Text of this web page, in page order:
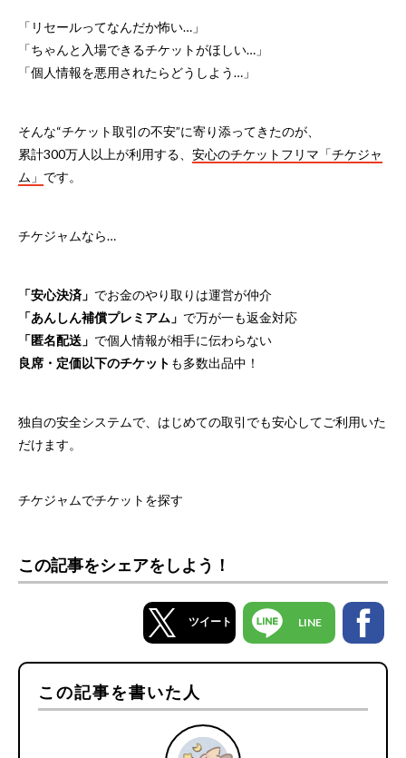
「リセールってなんだか怖い…」
「ちゃんと入場できるチケットがほしい…」
「個人情報を悪用されたらどうしよう…」
そんな“チケット取引の不安”に寄り添ってきたのが、
累計300万人以上が利用する、 安心のチケットフリマ「チケジャ
ム」 です。
チケジャムなら…
「安心決済」 でお金のやり取りは運営が仲介
「あんしん補償プレミアム」 で万が一も返金対応
「匿名配送」 で個人情報が相手に伝わらない
良席・定価以下のチケット も多数出品中！
独自の安全システムで、はじめての取引でも安心してご利用いた
だけます。
チケジャムでチケットを探す
この記事をシェアをしよう！
ツイート LINE
この記事を書いた人